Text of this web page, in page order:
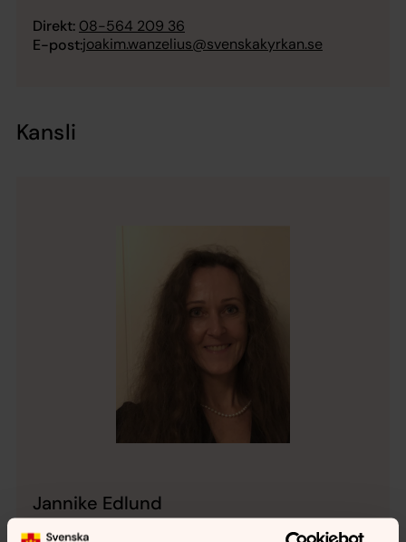
Direkt: 08-564 209 36
E-post:joakim.wanzelius@svenskakyrkan.se
Kansli
Jannike Edlund